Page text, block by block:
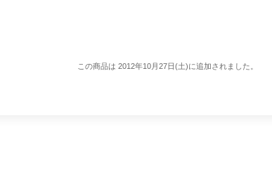
この商品は 2012年10月27日(土)に追加されました。